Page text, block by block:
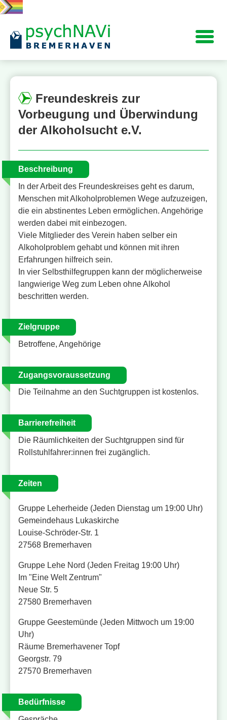
Navigation
Freundeskreis zur
Vorbeugung und Überwindung
der Alkoholsucht e.V.
Beschreibung
In der Arbeit des Freundeskreises geht es darum,
Menschen mit Alkoholproblemen Wege aufzuzeigen,
die ein abstinentes Leben ermöglichen. Angehörige
werden dabei mit einbezogen.
Viele Mitglieder des Verein haben selber ein
Alkoholproblem gehabt und können mit ihren
Erfahrungen hilfreich sein.
In vier Selbsthilfegruppen kann der möglicherweise
langwierige Weg zum Leben ohne Alkohol
beschritten werden.
Zielgruppe
Betroffene, Angehörige
Zugangsvoraussetzung
Die Teilnahme an den Suchtgruppen ist kostenlos.
Barrierefreiheit
Die Räumlichkeiten der Suchtgruppen sind für
Rollstuhlfahrer:innen frei zugänglich.
Zeiten
Gruppe Leherheide (Jeden Dienstag um 19:00 Uhr)
Gemeindehaus Lukaskirche
Louise-Schröder-Str. 1
27568 Bremerhaven
Gruppe Lehe Nord (Jeden Freitag 19:00 Uhr)
Im "Eine Welt Zentrum"
Neue Str. 5
27580 Bremerhaven
Gruppe Geestemünde (Jeden Mittwoch um 19:00
Uhr)
Räume Bremerhavener Topf
Georgstr. 79
27570 Bremerhaven
Bedürfnisse